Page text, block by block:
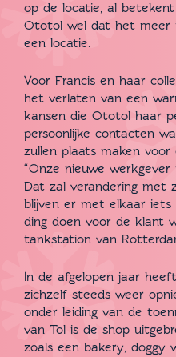
op de locatie, al
Ototol wel dat het meer
een locatie.
Voor Francis en haar
het verlaten van een
kansen die Ototol haar
persoonlijke contacten
zullen plaats maken voor
“Onze nieuwe
Dat zal verandering met
blijven er met elkaar iets
ding doen voor de klant
tankstation van
In de afgelopen jaar
zichzelf steeds weer
onder leiding van de
van Tol is de shop
zoals een bakery, doggy